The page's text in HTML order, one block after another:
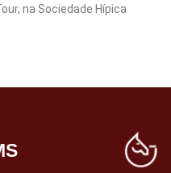
na Sociedade Hí­pica